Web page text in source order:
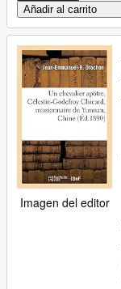
Añadir al carrito
Imagen del editor